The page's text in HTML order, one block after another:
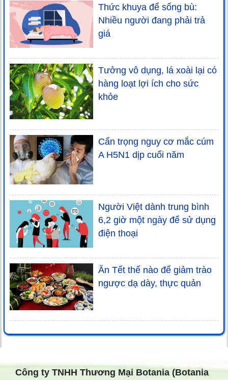
Thức khuya để sống bù:
Nhiều người đang phải trả
giá
Tưởng vô dụng, lá xoài lại có
hàng loạt lợi ích cho sức
khỏe
Cẩn trọng nguy cơ mắc cúm
A H5N1 dịp cuối năm
Người Việt dành trung bình
6,2 giờ một ngày để sử dụng
điện thoại
Ăn Tết thế nào để giảm trào
ngược dạ dày, thực quản
Công ty TNHH Thương Mại Botania (Botania